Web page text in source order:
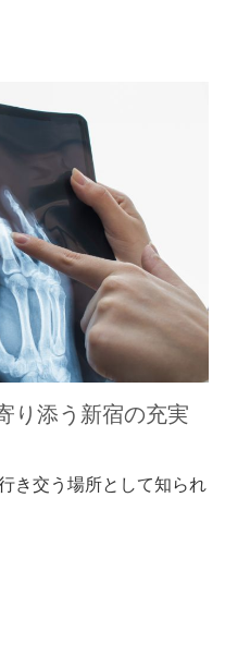
り添う新宿の充実
き交う場所として知られ